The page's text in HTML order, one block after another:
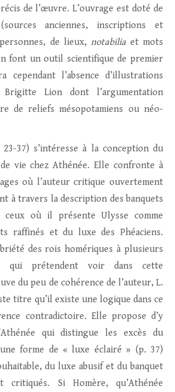
de l’œuvre. L’ouvrage est doté de
anciennes, inscriptions et
de lieux, notabilia et mots
font un outil scientifique de premier
cependant l’absence d’illustrations
Lion dont l’argumentation
de reliefs mésopotamiens ou néo-
37) s’intéresse à la conception du
vie chez Athénée. Elle confronte à
où l’auteur critique ouvertement
à travers la description des banquets
ceux où il présente Ulysse comme
raffinés et du luxe des Phéaciens.
des rois homériques à plusieurs
qui prétendent voir dans cette
du peu de cohérence de l’auteur, L.
titre qu’il existe une logique dans ce
contradictoire. Elle propose d’y
qui distingue les excès du
une forme de « luxe éclairé » (p. 37)
du luxe abusif et du banquet
critiqués. Si Homère, qu’Athénée